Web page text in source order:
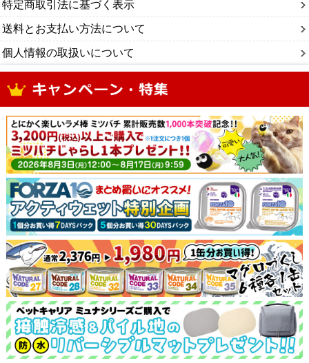
特定商取引法に基づく表示
送料とお支払い方法について
個人情報の取扱いについて